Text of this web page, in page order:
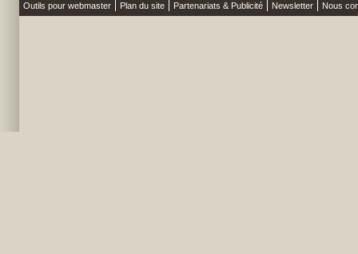
Outils pour webmaster Plan du site Partenariats & Publicité Newsletter Nous